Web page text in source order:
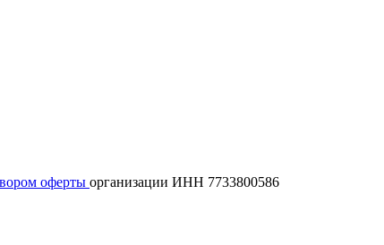
оферты организации ИНН 7733800586